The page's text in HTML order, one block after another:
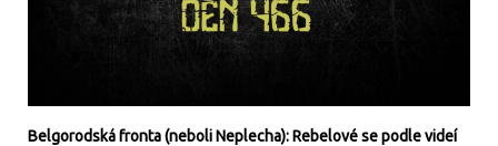
Belgorodská fronta (neboli Neplecha): Rebelové se podle videí